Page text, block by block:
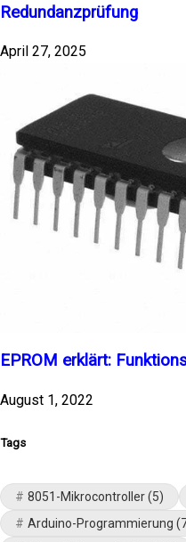
Redundanzprüfung
April 27, 2025
EPROM erklärt:
August 1, 2022
Tags
8051-Mikrocontroller(5)
Arduino-Programmierung